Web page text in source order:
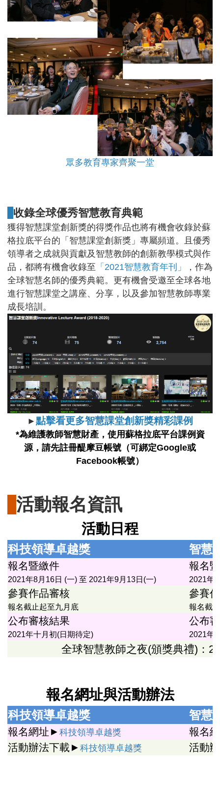
眾多教育專家齊聚一堂
收錄全球優秀智慧教育典範
獲得智慧課堂創新獎的得獎作品也將有機會收錄於蘇
格拉底平台的「智慧課堂創新獎」專屬頻道。且優秀
領導者之成就與貢獻及智慧教師的創新教學模式與作
品，都將有機會收錄至 「2021智慧教育年刊」
，作為
全球智慧名師的優秀典範。更有機會受邀至全球各地
進行智慧課堂之講座、分享，以及參加智慧教師專業
成長培訓。
► 點擊看更多智慧課堂創新獎精彩課例
*為維護教師智慧財產，使用蘇格拉底平台課例資
源，請先註冊醍摩豆帳號（可綁定Google或
Facebook帳號）
活動報名資訊
活動日程
科技領導卓越獎 智慧
報名暨繳件
2021年8月16日 (一) 至 2021年9月13日(一)
報名
2021年
參賽作品審核
報名截止起至九月底
參賽
報名截
公布審核結果
2021年十月初(日期待定)
公布
2021年
全球智慧教師之夜(頒獎典禮)：
報名網址與活動辦法
科技領導卓越獎 智慧
報名網址► 科技領導卓越獎
報名
活動辦法下載► 科技領導卓越獎 活動